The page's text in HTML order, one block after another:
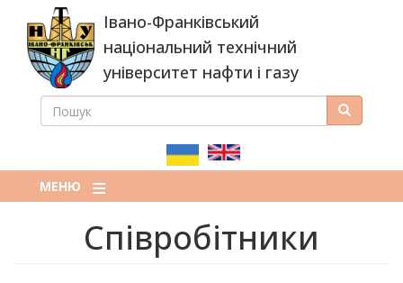
основного
вмісту
Івано-Франківський
національний технічний
університет нафти і газу
ПОШУКОВА
ПОШУК Пошук
МЕНЮ
Співробітники